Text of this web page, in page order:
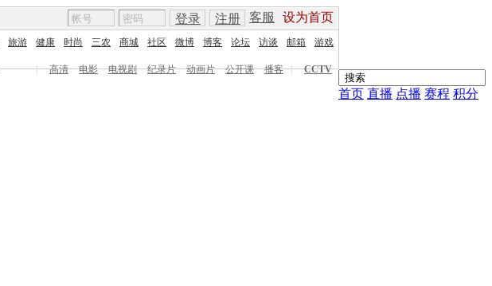
客服 设为首页
登录 注册
旅游 健康 时尚 三农 商城 社区 微博 博客 论坛 访谈 邮箱 游戏
| 高清 电影 电视剧 纪录片 动画片 公开课 播客 |
CCTV
首页 直播 点播 赛程 积分